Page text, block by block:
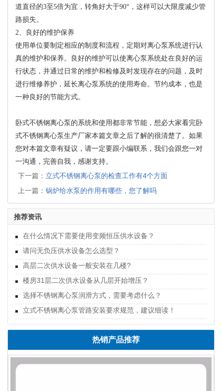
道直径的3至5倍为宜，转角好大于90°，这样可以大限度减少管
路损失。
2、良好的维护保养
使用单位要制定相应的制度和流程，定期对离心泵系统进行认
真的维护和保养。良好的维护可以使离心泵系统处在良好的运
行状态，并通过日常的维护和检修及时发现存在的问题，及时
进行维修养护，延长离心泵系统的使用寿命。节约成本，也是
一种良好的节能方式。
卧式不锈钢离心泵的系统和使用都非常节能，想必大家看完卧
式不锈钢离心泵生产厂家本篇文章之后了解的很清楚了。如果
您对本篇文章有疑议，请一定要跟小编联系，我们会跟您一对
一沟通，完善自我，感谢支持。
下一篇： 立式不锈钢离心泵的检查工作有4个方面
上一篇： 锅炉给水泵的作用有哪些，您了解吗
推荐资讯
在什么情况下需要使用变频恒压供水设备？
请问无负压供水设备怎么选型？
高层二次供水设备一般安装在几楼?
楼房31层二次供水设备从几层开始增压？
选择不锈钢离心泵润滑方式，需要考虑什么？
立式不锈钢离心泵管路安装要求规范，建议细读！
热销产品推荐